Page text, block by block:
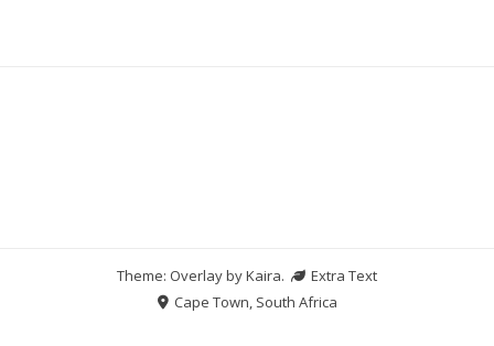
Theme: Overlay byKaira.
Extra Text
Cape Town, South Africa